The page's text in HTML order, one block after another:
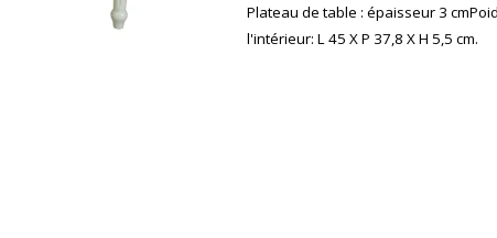
Plateau de table : épaisseur 3
l'intérieur: L 45 X P 37,8 X H 5,5 cm.